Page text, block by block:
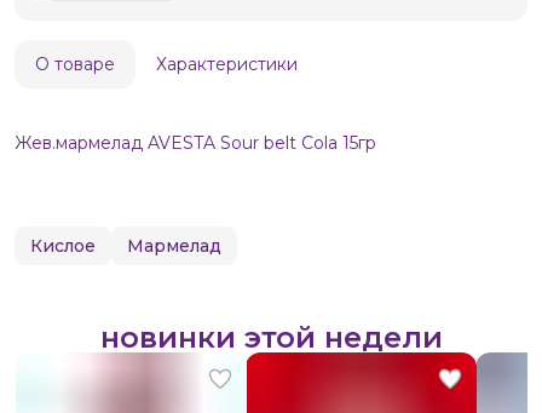
О товаре Характеристики
Жев.мармелад AVESTA Sour belt Cola 15гр
Кислое Мармелад
новинки этой недели